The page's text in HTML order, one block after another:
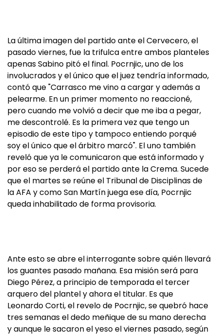
La última imagen del partido ante el Cervecero, el
pasado viernes, fue la trifulca entre ambos planteles
apenas Sabino pitó el final. Pocrnjic, uno de los
involucrados y el único que el juez tendría informado,
contó que "Carrasco me vino a cargar y además a
pelearme. En un primer momento no reaccioné,
pero cuando me volvió a decir que me iba a pegar,
me descontrolé. Es la primera vez que tengo un
episodio de este tipo y tampoco entiendo porqué
soy el único que el árbitro marcó". El uno también
reveló que ya le comunicaron que está informado y
por eso se perderá el partido ante la Crema. Sucede
que el martes se reúne el Tribunal de Disciplinas de
la AFA y como San Martín juega ese día, Pocrnjic
queda inhabilitado de forma provisoria.
Ante esto se abre el interrogante sobre quién llevará
los guantes pasado mañana. Esa misión será para
Diego Pérez, a principio de temporada el tercer
arquero del plantel y ahora el titular. Es que
Leonardo Corti, el revelo de Pocrnjic, se quebró hace
tres semanas el dedo meñique de su mano derecha
y aunque le sacaron el yeso el viernes pasado, según